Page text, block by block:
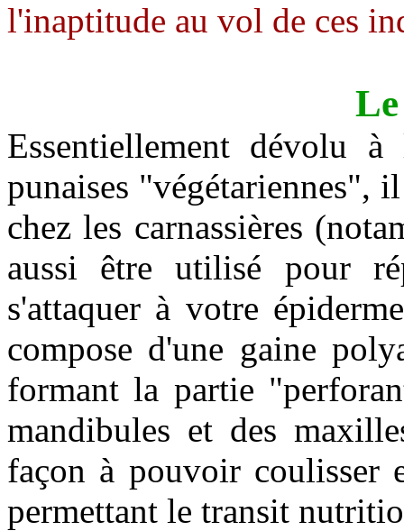
l'inaptitude au vol de ces
Essentiellement dévolu
punaises "végétariennes",
chez les carnassières
aussi être utilisé pour
s'attaquer à votre
compose d'une gaine
formant la partie
mandibules et des
façon à pouvoir coulisser
permettant le transit